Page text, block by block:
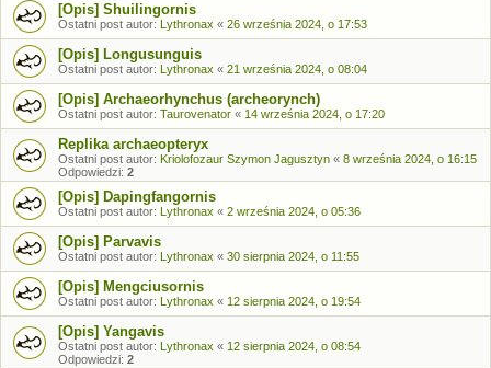
[Opis] Shuilingornis
Ostatni post autor: Lythronax « 26 września 2024, o 17:53
[Opis] Longusunguis
Ostatni post autor: Lythronax « 21 września 2024, o 08:04
[Opis] Archaeorhynchus (archeorynch)
Ostatni post autor: Taurovenator « 14 września 2024, o 17:20
Replika archaeopteryx
Ostatni post autor: Kriolofozaur Szymon Jagusztyn « 8 września 2024, o 16:15
Odpowiedzi: 2
[Opis] Dapingfangornis
Ostatni post autor: Lythronax « 2 września 2024, o 05:36
[Opis] Parvavis
Ostatni post autor: Lythronax « 30 sierpnia 2024, o 11:55
[Opis] Mengciusornis
Ostatni post autor: Lythronax « 12 sierpnia 2024, o 19:54
[Opis] Yangavis
Ostatni post autor: Lythronax « 12 sierpnia 2024, o 08:54
Odpowiedzi: 2